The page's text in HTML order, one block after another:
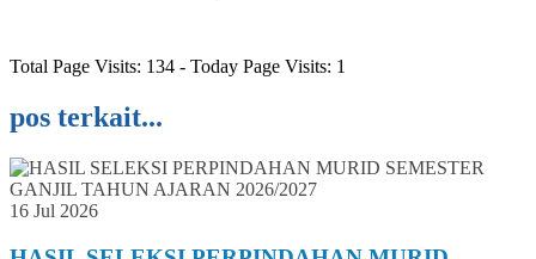
Total Page Visits: 134 - Today Page Visits: 1
pos terkait...
16 Jul 2026